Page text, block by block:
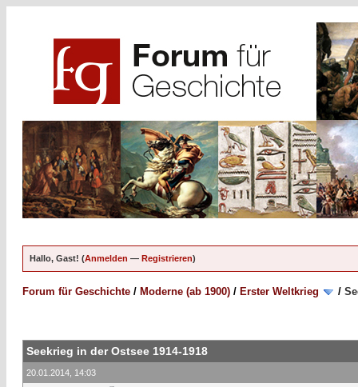
Hallo, Gast! (Anmelden — Registrieren)
Forum für Geschichte / Moderne (ab 1900) / Erster Weltkrieg /
Seekrieg in der Ostsee 1914-1918
20.01.2014, 14:03